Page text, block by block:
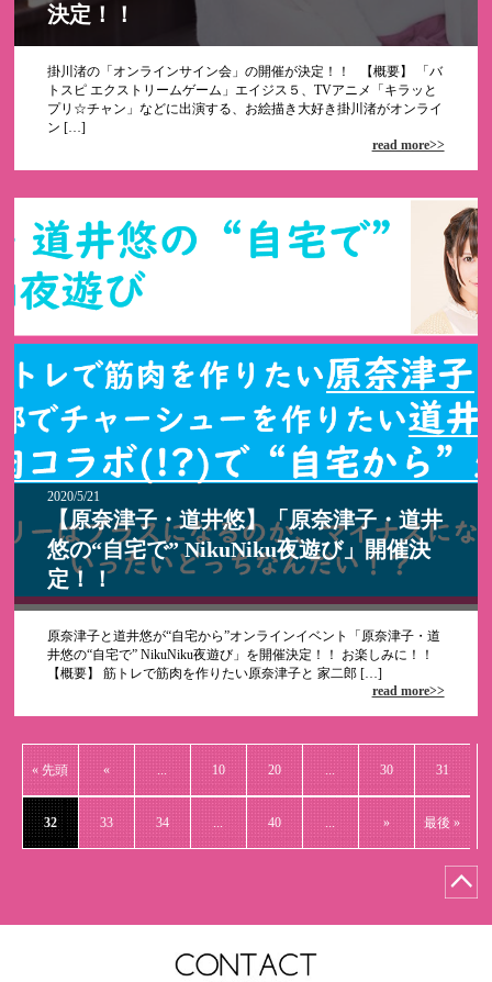
決定！！
掛川渚の「オンラインサイン会」の開催が決定！！ 【概要】 「バ
トスピ エクストリームゲーム」エイジス５、TVアニメ「キラッと
プリ☆チャン」などに出演する、お絵描き大好き掛川渚がオンライ
ン […]
read more>>
2020/5/21
【原奈津子・道井悠】「原奈津子・道井
悠の“自宅で” NikuNiku夜遊び」開催決
定！！
原奈津子と道井悠が“自宅から”オンラインイベント「原奈津子・道
井悠の“自宅で” NikuNiku夜遊び」を開催決定！！ お楽しみに！！
【概要】 筋トレで筋肉を作りたい原奈津子と 家二郎 […]
read more>>
« 先頭 « ... 10 20 ... 30 31
32 33 34 ... 40 ... » 最後 »